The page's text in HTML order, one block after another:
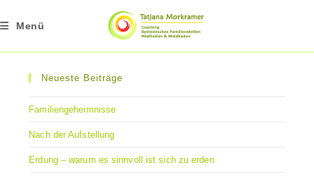
InhaltMenü
Neueste Beiträge
Familiengeheimnisse
Nach der Aufstellung
Erdung – warum es sinnvoll ist sich zu erden